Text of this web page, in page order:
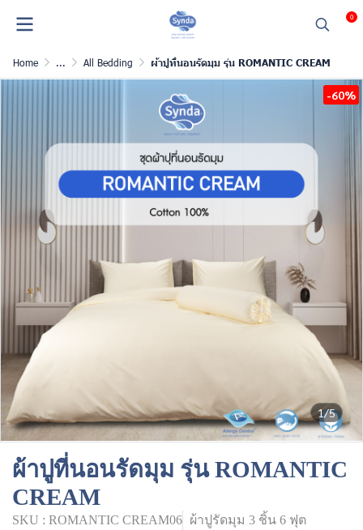
0
Home ... All Bedding ผ้าปูที่นอนรัดมุม รุ่น ROMANTIC CREAM
1/5
-60%
ผ้าปูที่นอนรัดมุม รุ่น ROMANTIC
CREAM
SKU : ROMANTIC CREAM06 ผ้าปูรัดมุม 3 ชิ้น 6 ฟุต